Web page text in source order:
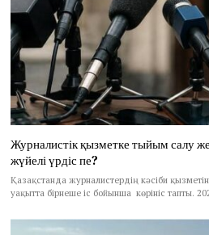
Журналистік қызметке тыйым салу
жүйелі үрдіс пе?
Қазақстанда журналистердің кәсіби
уақытта бірнеше іс бойынша көрініс тапты.